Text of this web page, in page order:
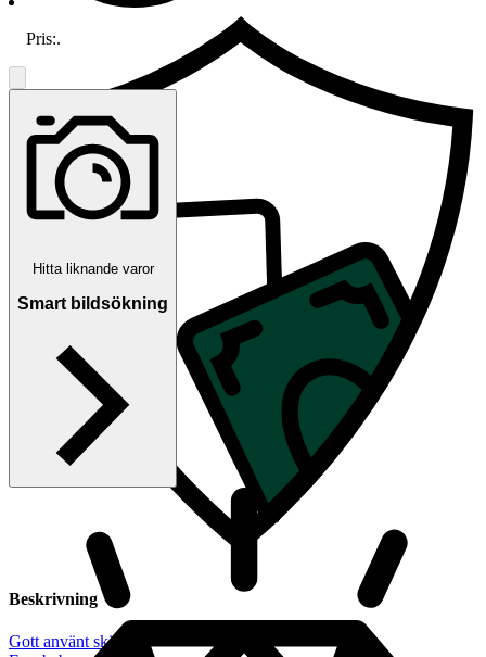
Beskrivning
Gott använt skick
Pris:.
Hitta liknande varor
Smart bildsökning